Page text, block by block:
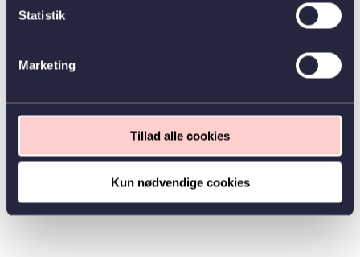
Statistik
Marketing
Tillad alle cookies
Kun nødvendige cookies